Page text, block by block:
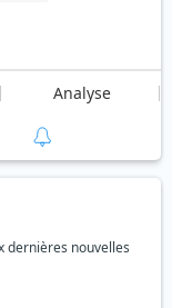
Analyse
dernières nouvelles